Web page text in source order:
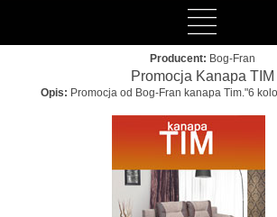
Producent: Bog-Fran
Promocja Kanapa TIM
Opis: Promocja od Bog-Fran kanapa Tim."6